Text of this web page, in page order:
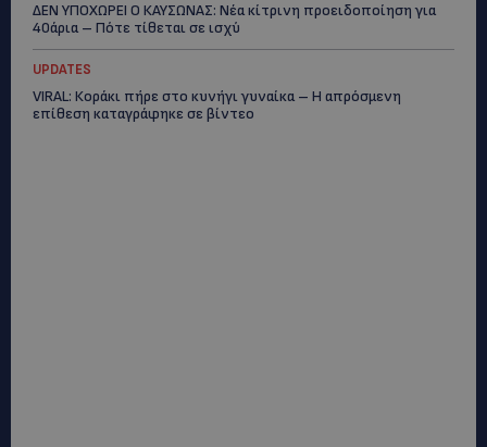
ΔΕΝ ΥΠΟΧΩΡΕΙ Ο ΚΑΥΣΩΝΑΣ: Νέα κίτρινη προειδοποίηση για
40άρια – Πότε τίθεται σε ισχύ
UPDATES
VIRAL: Κοράκι πήρε στο κυνήγι γυναίκα – Η απρόσμενη
επίθεση καταγράφηκε σε βίντεο